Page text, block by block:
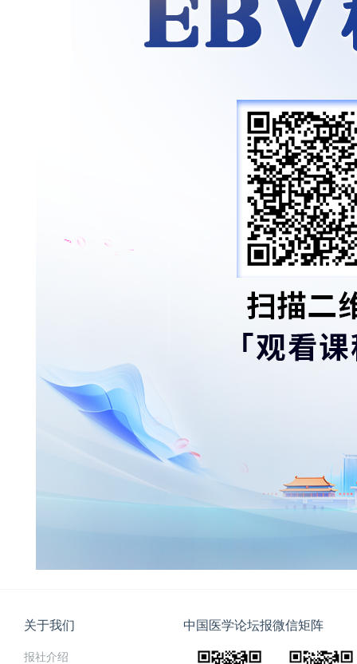
关于我们
报社介绍
中国医学论坛报微信矩阵